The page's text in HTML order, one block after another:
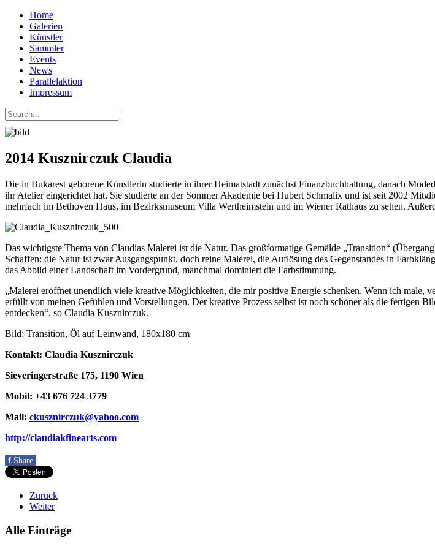
Home
Galerien
Künstler
Sammler
Events
News
Parallelaktion
Impressum
2014 Kusznirczuk Claudia
Die in Bukarest geborene Künstlerin studierte in ihrer Heimatstadt zunächst Finanzbuchhaltung, danach
ihr Atelier eingerichtet hat. Sie studierte an der Sommer Akademie bei Hubert Schmalix und ist seit 2002
mehrfach im Bethoven Haus, im Bezirksmuseum Villa Wertheimstein und im Wiener Rathaus zu sehen.
Das wichtigste Thema von Claudias Malerei ist die Natur. Das großformatige Gemälde „Transition“
Schaffen: die Natur ist zwar Ausgangspunkt, doch reine Malerei, die Auflösung des Gegenstandes in
das Abbild einer Landschaft im Vordergrund, manchmal dominiert die Farbstimmung.
„Malerei eröffnet unendlich viele kreative Möglichkeiten, die mir positive Energie schenken. Wenn ich
erfüllt von meinen Gefühlen und Vorstellungen. Der kreative Prozess selbst ist noch schöner als die
entdecken“, so Claudia Kusznirczuk.
Bild: Transition, Öl auf Leinwand, 180x180 cm
Kontakt: Claudia Kusznirczuk
Sieveringerstraße 175, 1190 Wien
Mobil: +43 676 724 3779
Mail: ckusznirczuk@yahoo.com
http://claudiakfinearts.com
f Share
Zurück
Weiter
Alle Einträge